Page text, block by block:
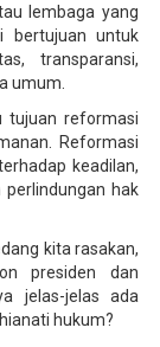
lembaga yang
bertujuan untuk
transparansi,
umum.
tujuan reformasi
Reformasi
keadilan,
hak
kita rasakan,
presiden dan
jelas-jelas ada
hukum?